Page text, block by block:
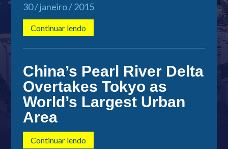
30 / janeiro / 2015
Continuar lendo
China’s Pearl River Delta
Overtakes Tokyo as
World’s Largest Urban
Area
Continuar lendo